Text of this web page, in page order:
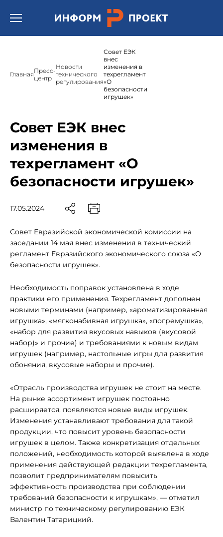
Открыть бургер меню.
ГлавнаяПресс-
центр
Новости
технического
регулирования
Совет ЕЭК
внес
изменения в
техрегламент
«О
безопасности
игрушек»
Совет ЕЭК внес
изменения в
техрегламент «О
безопасности игрушек»
17.05.2024
Совет Евразийской экономической комиссии на
заседании 14 мая внес изменения в технический
регламент Евразийского экономического союза «О
безопасности игрушек».
Необходимость поправок установлена в ходе
практики его применения. Техрегламент дополнен
новыми терминами (например, «ароматизированная
игрушка», «мягконабивная игрушка», «погремушка»,
«набор для развития вкусовых навыков (вкусовой
набор)» и прочие) и требованиями к новым видам
игрушек (например, настольные игры для развития
обоняния, вкусовые наборы и прочие).
«Отрасль производства игрушек не стоит на месте.
На рынке ассортимент игрушек постоянно
расширяется, появляются новые виды игрушек.
Изменения устанавливают требования для такой
продукции, что повысит уровень безопасности
игрушек в целом. Также конкретизация отдельных
положений, необходимость которой выявлена в ходе
применения действующей редакции техрегламента,
позволит предпринимателям повысить
эффективность производства при соблюдении
требований безопасности к игрушкам», — отметил
министр по техническому регулированию ЕЭК
Валентин Татарицкий.